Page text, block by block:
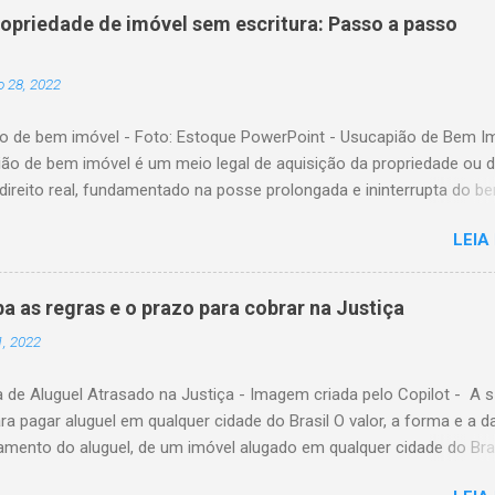
É fundamental ressaltar que, c onforme o artigo 1.829 do Código
sobrevivente terá direito à herança juntamente com os
o da comunhão universal de bens. 2) Se o regime adotado era o
o falecido não deixou bens particulares. Portanto, na existência de
ou de ascend...
de imóvel sem escritura: Passo a passo
28, 2022
de bem imóvel - Foto: Estoque PowerPoint - Usucapião de Bem
de bem imóvel é um meio legal de aquisição da propriedade ou
real, fundamentado na posse prolongada e ininterrupta do
perante o Oficial de Registro de Imóveis. Requisito Essencial
seja reconhecida, é indispensável que a posse do imóvel
ou seja, sem interrupções por um período determinado. Além disso,
o cumprimento das condições estabelecidas na legislação vigente.
desses requisitos, torna-se possível formalizar a
O Código Civil disciplina essa forma de aquisição nos artigos
as normas e condições aplicáveis a cada modalidade
Usucapião Pela Via Extrajudicial Usucapião ex...
LEIA
as regras e o prazo para cobrar na Justiça
2022
de Aluguel Atrasado na Justiça - Imagem criada pelo Copilot - A s
pagar aluguel em qualquer cidade do Brasil O valor, a forma e a
do aluguel, de um imóvel alugado em qualquer cidade do